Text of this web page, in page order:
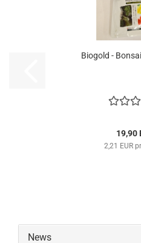
Bio­gold -
19,90
2,21 EUR
News